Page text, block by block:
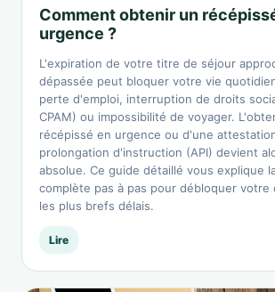
Comment obtenir un
urgence ?
L'expiration de votre titre de séjour
dépassée peut bloquer votre vie
perte d'emploi, interruption de droits
CPAM) ou impossibilité de voyager.
récépissé en urgence ou d'une
prolongation d'instruction (API) devient
absolue. Ce guide détaillé vous explique
complète pas à pas pour débloquer votre
les plus brefs délais.
Lire